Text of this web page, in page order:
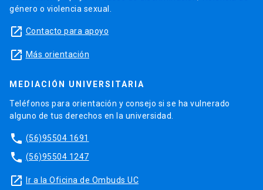
género o violencia sexual.
launch Contacto para apoyo
launch Más orientación
MEDIACIÓN UNIVERSITARIA
Teléfonos para orientación y consejo si se ha vulnerado
alguno de tus derechos en la universidad.
phone (56)95504 1691
phone (56)95504 1247
launch Ir a la Oficina de Ombuds UC